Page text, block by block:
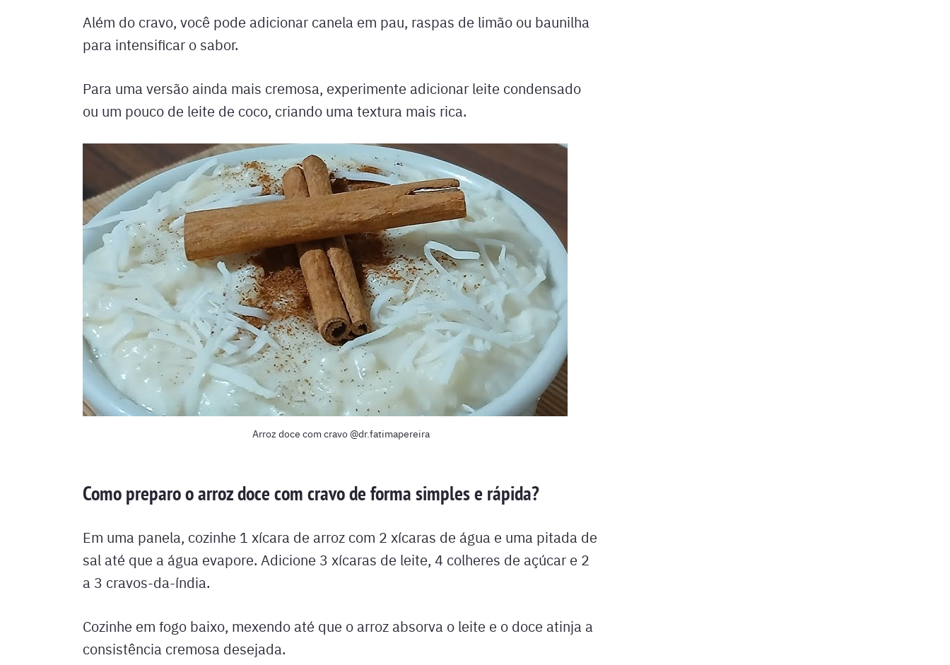
Além do cravo, você pode adicionar canela em pau, raspas de limão ou baunilha
para intensificar o sabor.
Para uma versão ainda mais cremosa, experimente adicionar leite condensado
ou um pouco de leite de coco, criando uma textura mais rica.
Arroz doce com cravo @dr.fatimapereira
Como preparo o arroz doce com cravo de forma simples e rápida?
Em uma panela, cozinhe 1 xícara de arroz com 2 xícaras de água e uma pitada de
sal até que a água evapore. Adicione 3 xícaras de leite, 4 colheres de açúcar e 2
a 3 cravos-da-índia.
Cozinhe em fogo baixo, mexendo até que o arroz absorva o leite e o doce atinja a
consistência cremosa desejada.